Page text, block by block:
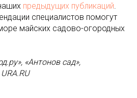
предыдущих публикаций
специалистов помогут
майских садово-огородных
«Антонов сад»,